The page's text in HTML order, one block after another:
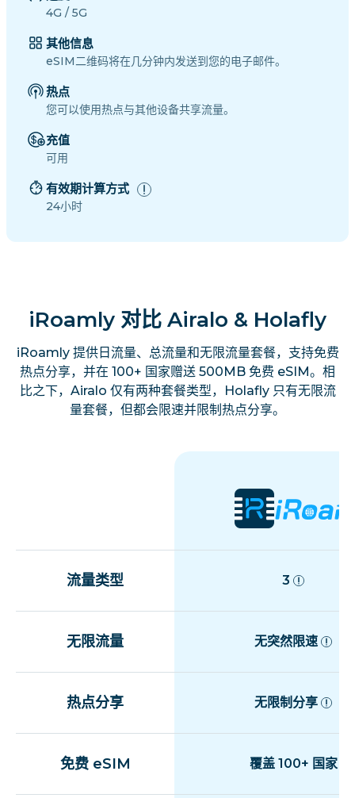
4G / 5G
其他信息
eSIM二维码将在几分钟内发送到您的电子邮件。
热点
您可以使用热点与其他设备共享流量。
充值
可用
有效期计算方式
24小时
iRoamly 对比 Airalo & Holafly
iRoamly 提供日流量、总流量和无限流量套餐，支持免费
热点分享，并在 100+ 国家赠送 500MB 免费 eSIM。相
比之下，Airalo 仅有两种套餐类型，Holafly 只有无限流
量套餐，但都会限速并限制热点分享。
流量类型 3
无限流量 无突然限速
热点分享 无限制分享
免费 eSIM 覆盖 100+ 国家